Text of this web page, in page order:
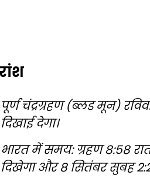
पूर्ण चंद्रग्रहण (ब्लड मून)
दिखाई देगा।
भारत में समय: ग्रहण 8:58
दिखेगा और 8 सितंबर सुबह